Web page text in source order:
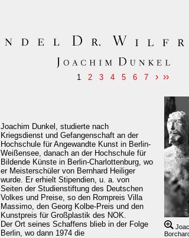
1 2 3 4 5 6 7 › ››
Joachim Dunkel, studierte nach
Kriegsdienst und Gefangenschaft an der
Hochschule für Angewandte Kunst in Berlin-
Weißensee, danach an der Hochschule für
Bildende Künste in Berlin-Charlottenburg, wo
er Meisterschüler von Bernhard Heiliger
wurde. Er erhielt Stipendien, u. a. von
Seiten der Studienstiftung des Deutschen
Volkes und Preise, so den Rompreis Villa
Massimo, den Georg Kolbe-Preis und den
Kunstpreis für Großplastik des NOK.
Der Ort seines Schaffens blieb in der Folge
Berlin, wo dann 1974 die